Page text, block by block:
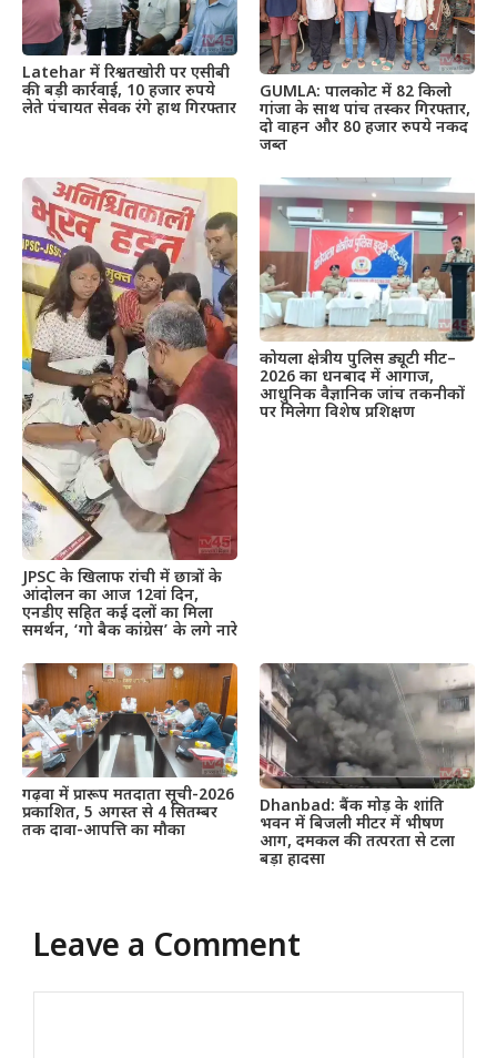
Latehar में रिश्वतखोरी पर एसीबी
की बड़ी कार्रवाई, 10 हजार रुपये
लेते पंचायत सेवक रंगे हाथ गिरफ्तार
GUMLA: पालकोट में 82 किलो
गांजा के साथ पांच तस्कर गिरफ्तार,
दो वाहन और 80 हजार रुपये नकद
जब्त
JPSC के खिलाफ रांची में छात्रों के
आंदोलन का आज 12वां दिन,
एनडीए सहित कई दलों का मिला
समर्थन, ‘गो बैक कांग्रेस’ के लगे नारे
कोयला क्षेत्रीय पुलिस ड्यूटी मीट–
2026 का धनबाद में आगाज,
आधुनिक वैज्ञानिक जांच तकनीकों
पर मिलेगा विशेष प्रशिक्षण
गढ़वा में प्रारूप मतदाता सूची-2026
प्रकाशित, 5 अगस्त से 4 सितम्बर
तक दावा-आपत्ति का मौका
Dhanbad: बैंक मोड़ के शांति
भवन में बिजली मीटर में भीषण
आग, दमकल की तत्परता से टला
बड़ा हादसा
Leave a Comment